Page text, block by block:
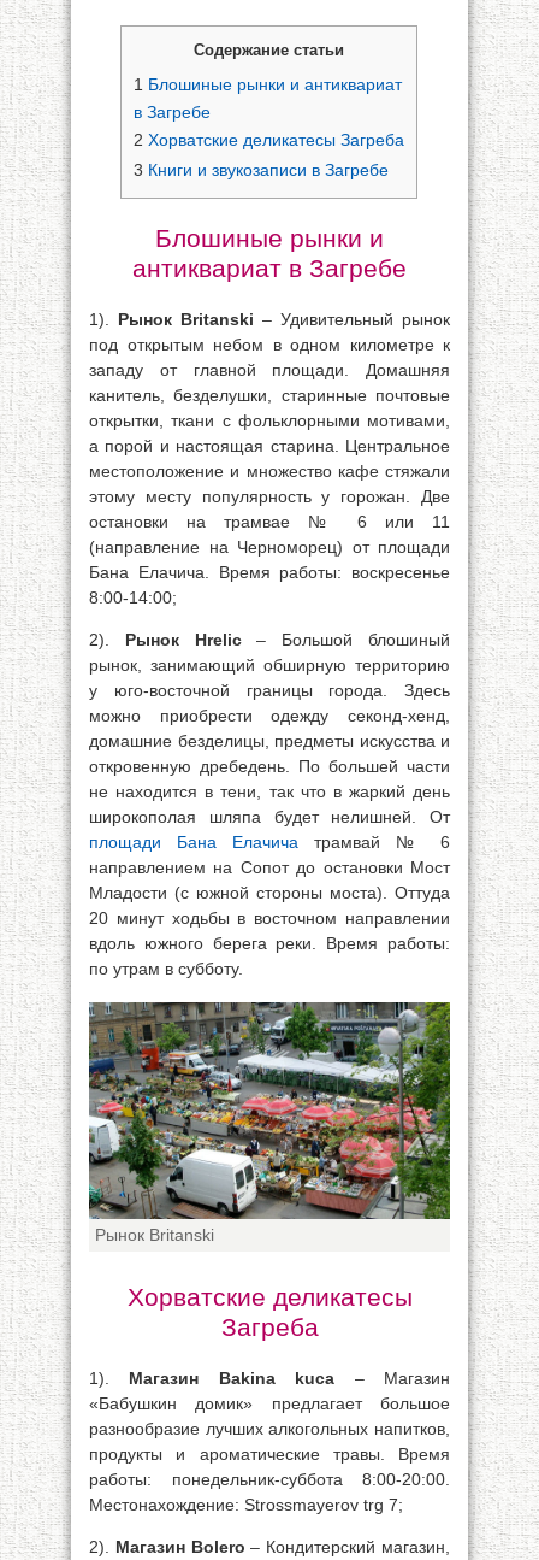
Содержание статьи
1 Блошиные рынки и антиквариат
в Загребе
2 Хорватские деликатесы Загреба
3 Книги и звукозаписи в Загребе
Блошиные рынки и
антиквариат в Загребе
1). Рынок Britanski – Удивительный рынок
под открытым небом в одном километре к
западу от главной площади. Домашняя
канитель, безделушки, старинные почтовые
открытки, ткани с фольклорными мотивами,
а порой и настоящая старина. Центральное
местоположение и множество кафе стяжали
этому месту популярность у горожан. Две
остановки на трамвае № 6 или 11
(направление на Черноморец) от площади
Бана Елачича. Время работы: воскресенье
8:00-14:00;
2). Рынок Hrelic– Большой блошиный
рынок, занимающий обширную территорию
у юго-восточной границы города. Здесь
можно приобрести одежду секонд-хенд,
домашние безделицы, предметы искусства и
откровенную дребедень. По большей части
не находится в тени, так что в жаркий день
широкополая шляпа будет нелишней. От
площади Бана Елачича трамвай № 6
направлением на Сопот до остановки Мост
Младости (с южной стороны моста). Оттуда
20 минут ходьбы в восточном направлении
вдоль южного берега реки. Время работы:
по утрам в субботу.
Рынок Britanski
Хорватские деликатесы
Загреба
1). Магазин Bakina kuca – Магазин
«Бабушкин домик» предлагает большое
разнообразие лучших алкогольных напитков,
продукты и ароматические травы. Время
работы: понедельник-суббота 8:00-20:00.
Местонахождение: Strossmayerov trg 7;
2). Магазин Bolero – Кондитерский магазин,